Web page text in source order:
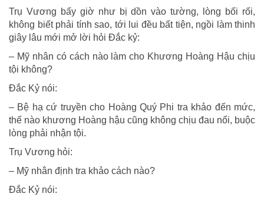
Trụ Vương bấy giờ như bị dồn vào tường, lòng bối rối,
không biết phải tính sao, tới lui đều bất tiện, ngồi làm thinh
giây lâu mới mở lời hỏi Ðắc kỷ:
– Mỹ nhân có cách nào làm cho Khương Hoàng Hậu chịu
tội không?
Ðắc Kỷ nói:
– Bệ hạ cứ truyền cho Hoàng Quý Phi tra khảo đến mức,
thế nào khương Hoàng hậu cũng không chịu đau nổi, buộc
lòng phải nhận tội.
Trụ Vương hỏi:
– Mỹ nhân định tra khảo cách nào?
Ðắc Kỷ nói: